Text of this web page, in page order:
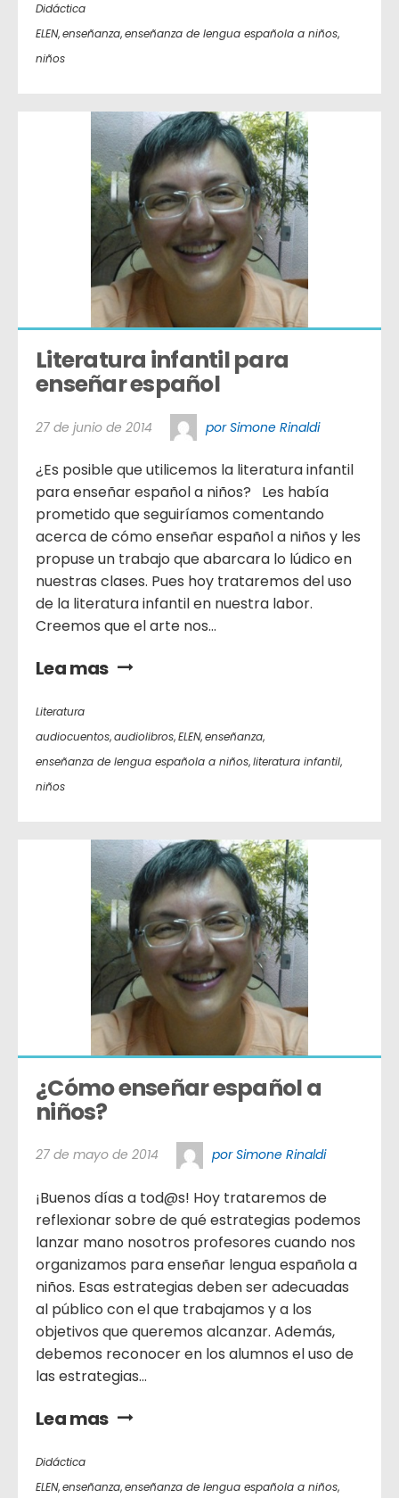
Didáctica
ELEN,enseñanza,enseñanza de lengua española a niños,
niños
Literatura infantil para
enseñar español
27 de junio de 2014 por Simone Rinaldi
¿Es posible que utilicemos la literatura infantil
para enseñar español a niños? Les había
prometido que seguiríamos comentando
acerca de cómo enseñar español a niños y les
propuse un trabajo que abarcara lo lúdico en
nuestras clases. Pues hoy trataremos del uso
de la literatura infantil en nuestra labor.
Creemos que el arte nos...
Lea mas
Literatura
audiocuentos,audiolibros,ELEN,enseñanza,
enseñanza de lengua española a niños,literatura infantil,
niños
¿Cómo enseñar español a
niños?
27 de mayo de 2014 por Simone Rinaldi
¡Buenos días a tod@s! Hoy trataremos de
reflexionar sobre de qué estrategias podemos
lanzar mano nosotros profesores cuando nos
organizamos para enseñar lengua española a
niños. Esas estrategias deben ser adecuadas
al público con el que trabajamos y a los
objetivos que queremos alcanzar. Además,
debemos reconocer en los alumnos el uso de
las estrategias...
Lea mas
Didáctica
ELEN,enseñanza,enseñanza de lengua española a niños,